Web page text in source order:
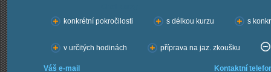
konkrétní pokročilosti
s délkou kurzu s
v určitých hodinách příprava na jaz. zkoušku
Váš e-mail Kontaktní